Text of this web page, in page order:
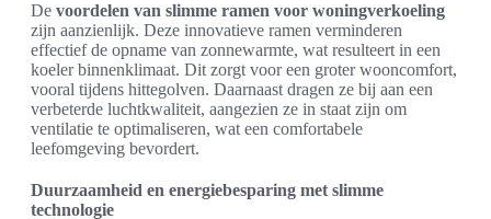
De voordelen van slimme ramen voor woningverkoeling
zijn aanzienlijk. Deze innovatieve ramen verminderen
effectief de opname van zonnewarmte, wat resulteert in een
koeler binnenklimaat. Dit zorgt voor een groter wooncomfort,
vooral tijdens hittegolven. Daarnaast dragen ze bij aan een
verbeterde luchtkwaliteit, aangezien ze in staat zijn om
ventilatie te optimaliseren, wat een comfortabele
leefomgeving bevordert.
Duurzaamheid en energiebesparing met slimme
technologie